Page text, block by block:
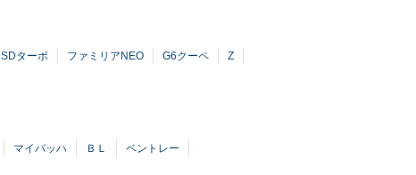
SDターボ ファミリアNEO G6クーペ
Z
マイバッハ ＢＬ
ベントレー